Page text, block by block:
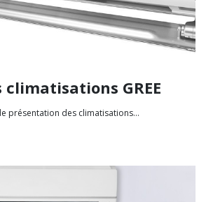
climatisations GREE
présentation des climatisations...